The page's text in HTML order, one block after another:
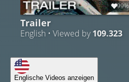
99%
Trailer
English • Viewed by109.323
Englische Videos anzeigen